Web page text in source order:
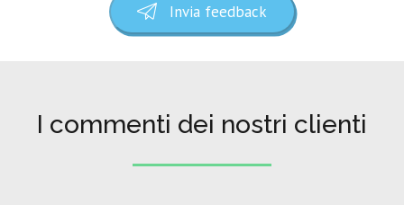
Invia feedback
I commenti dei nostri clienti